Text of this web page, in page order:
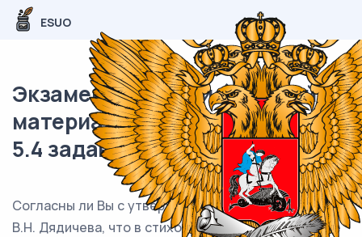
ESUO
Экзаменационный (типовой)
материал ОГЭ / Литература /
5.4 задание / 102
Согласны ли Вы с утверждением литературоведа
В.Н. Дядичева, что в стихотворении «Необычайное